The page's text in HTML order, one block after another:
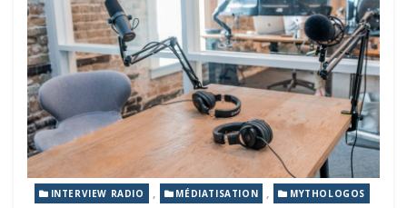
INTERVIEW RADIO , MÉDIATISATION , MYTHOLOGOS